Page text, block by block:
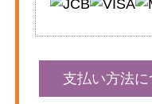
支払い方法